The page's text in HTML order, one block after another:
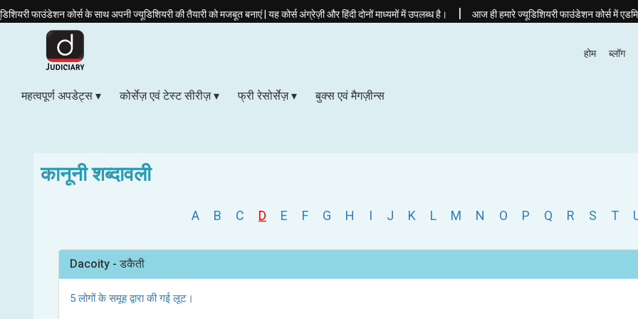
के साथ अपनी ज्यूडिशियरी की तैयारी को मजबूत बनाएं | यह कोर्स अंग्रेज़ी और हिंदी दोनों माध्यमों में उपलब्ध है।|आज ही हमारे ज्यूडिशियरी फाउंडेशन कोर्स में एडमिशन लें और अपनी
होम ब्लॉग
महत्वपूर्ण अपडेट्स कोर्सेज़ एवं टेस्ट सीरीज़ फ्री रेसोर्सेज़ बुक्स एवं मैगज़ीन्स
कानूनी शब्दावली
A B C D E F G H I J K L M N O P Q R S T
Dacoity - डकैती
5 लोगों के समूह द्वारा की गई लूट।